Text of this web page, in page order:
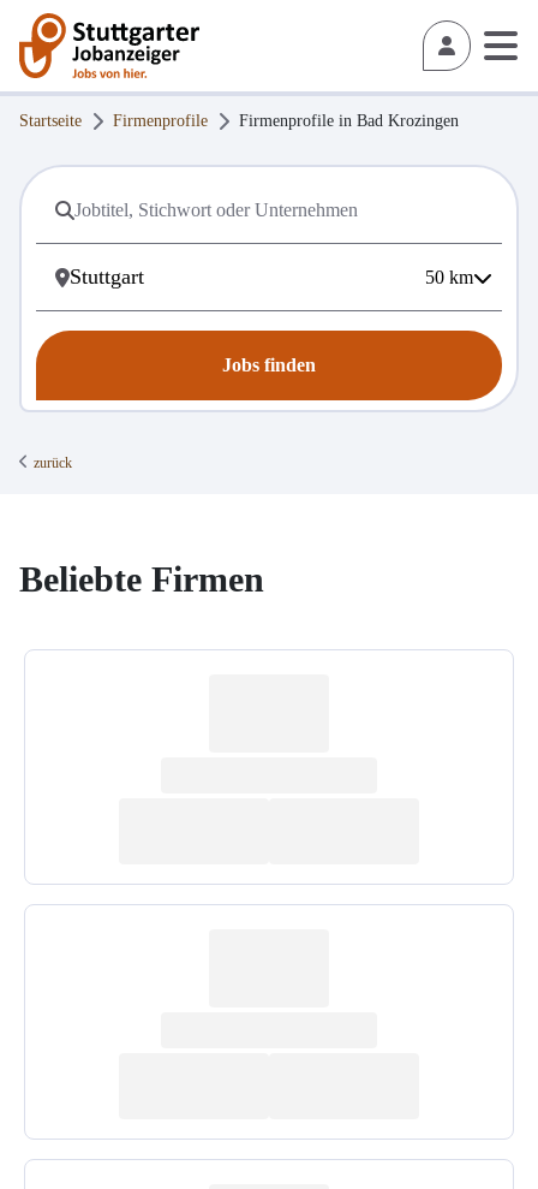
Startseite Firmenprofile Firmenprofile in Bad Krozingen
50 km
Jobs finden
zurück
Beliebte Firmen